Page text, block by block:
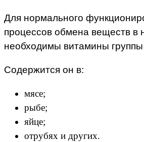
Для нормального
процессов обмена веществ в
необходимы витамины
Содержится он в:
мясе;
рыбе;
яйце;
отрубях и других.